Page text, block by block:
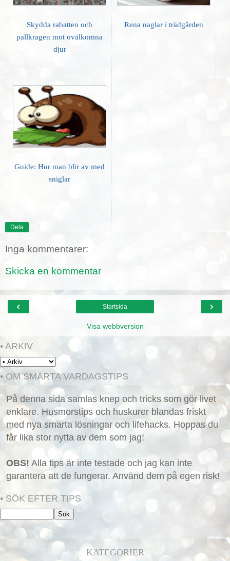
Skydda rabatten och
pallkragen mot ovälkomna
djur
Rena naglar i trädgården
Guide: Hur man blir av med
sniglar
Dela
Inga kommentarer:
Skicka en kommentar
‹ ›
Startsida
Visa webbversion
• ARKIV
• OM SMARTA VARDAGSTIPS
På denna sida samlas knep och tricks som gör livet
enklare. Husmorstips och huskurer blandas friskt
med nya smarta lösningar och lifehacks. Hoppas du
får lika stor nytta av dem som jag!
OBS! Alla tips är inte testade och jag kan inte
garantera att de fungerar. Använd dem på egen risk!
• SÖK EFTER TIPS
KATEGORIER